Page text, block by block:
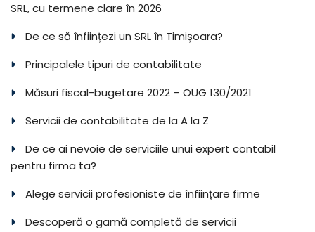
SRL, cu termene clare în 2026
De ce să înființezi un SRL în Timișoara?
Principalele tipuri de contabilitate
Măsuri fiscal-bugetare 2022 – OUG 130/2021
Servicii de contabilitate de la A la Z
De ce ai nevoie de serviciile unui expert contabil
pentru firma ta?
Alege servicii profesioniste de înființare firme
Descoperă o gamă completă de servicii